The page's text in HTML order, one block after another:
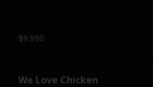
$9.990
We Love Chicken